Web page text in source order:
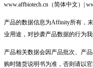
www.affbiotech.cn（简体中文）|
产品的数据信息为Affinity所有，
业用途，对抄袭产品数据的行为
产品相关数据会因产品批次、产
购时随货说明书为准，否则请以